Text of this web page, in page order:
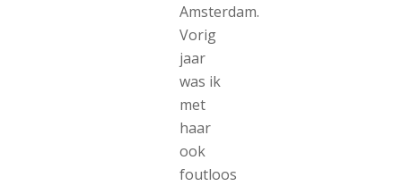
Amsterdam.
Vorig
jaar
was ik
met
haar
ook
foutloos